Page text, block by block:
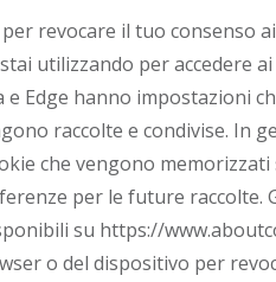
revocare il tuo consenso
utilizzando per accedere
e Edge hanno impostazioni
raccolte e condivise. In
che vengono
per le future raccolte.
su https://
o del dispositivo per